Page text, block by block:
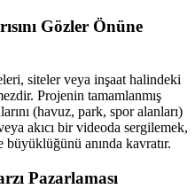
Gözler Önüne
siteler veya inşaat halindeki
Projenin tamamlanmış
(havuz, park, spor alanları)
akıcı bir videoda sergilemek,
büyüklüğünü anında kavratır.
Pazarlaması